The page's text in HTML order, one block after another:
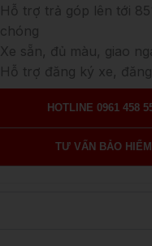
Hỗ trợ trả góp lên tới
chóng
Xe sẵn, đủ màu, giao
Hỗ trợ đăng ký xe,
HOTLINE 0961 458
TƯ VẤN BẢO HIỂM